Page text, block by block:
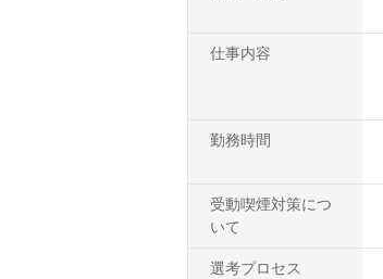
仕事内容
勤務時間
受動喫煙対策につ
いて
選考プロセス